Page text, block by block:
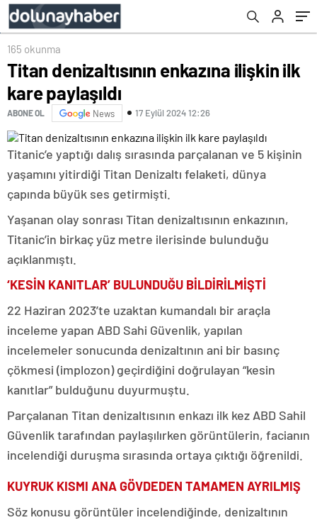
165 okunma
Titan denizaltısının enkazına ilişkin ilk
kare paylaşıldı
ABONE OL News 17 Eylül 2024 12:26
Titanic’e yaptığı dalış sırasında parçalanan ve 5 kişinin
yaşamını yitirdiği Titan Denizaltı felaketi, dünya
çapında büyük ses getirmişti.
Yaşanan olay sonrası Titan denizaltısının enkazının,
Titanic’in birkaç yüz metre ilerisinde bulunduğu
açıklanmıştı.
‘KESİN KANITLAR’ BULUNDUĞU BİLDİRİLMİŞTİ
22 Haziran 2023’te uzaktan kumandalı bir araçla
inceleme yapan ABD Sahi Güvenlik, yapılan
incelemeler sonucunda denizaltının ani bir basınç
çökmesi (implozon) geçirdiğini doğrulayan “kesin
kanıtlar” bulduğunu duyurmuştu.
Parçalanan Titan denizaltısının enkazı ilk kez ABD Sahil
Güvenlik tarafından paylaşılırken görüntülerin, facianın
incelendiği duruşma sırasında ortaya çıktığı öğrenildi.
KUYRUK KISMI ANA GÖVDEDEN TAMAMEN AYRILMIŞ
Söz konusu görüntüler incelendiğinde, denizaltının